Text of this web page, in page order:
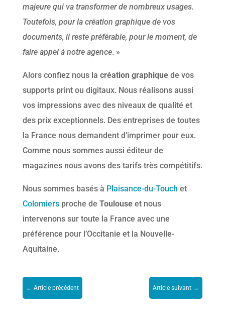
majeure qui va transformer de nombreux usages.
Toutefois, pour la création graphique de vos
documents, il reste préférable, pour le moment, de
faire appel à notre agence. »
Alors confiez nous la création graphiquede vos
supports print ou digitaux. Nous réalisons aussi
vos impressions avec des niveaux de qualité et
des prix exceptionnels. Des entreprises de toutes
la France nous demandent d’imprimer pour eux.
Comme nous sommes aussi éditeur de
magazines nous avons des tarifs très compétitifs.
Nous sommes basés à Plaisance-du-Touch et
Colomiersproche de Toulouseet nous
intervenons sur toute la France avec une
préférence pour l’Occitanie et la Nouvelle-
Aquitaine.
← Article précédent Article suivant →